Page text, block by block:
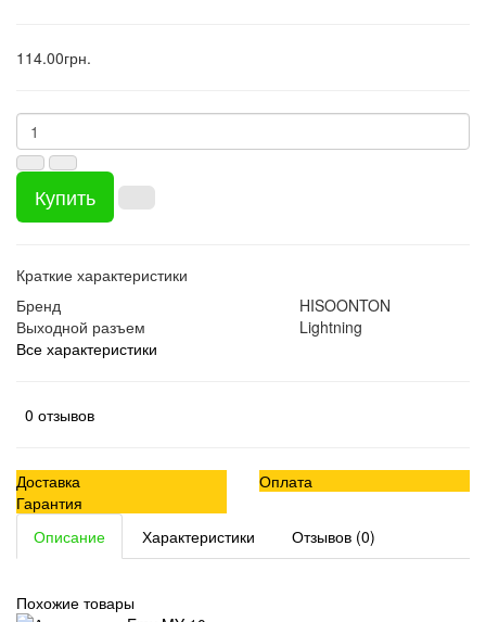
114.00грн.
Купить
Краткие характеристики
Бренд
HISOONTON
Выходной разъем
Lightning
Все характеристики
0 отзывов
Доставка
Оплата
Гарантия
Описание
Характеристики Отзывов (0)
Похожие товары